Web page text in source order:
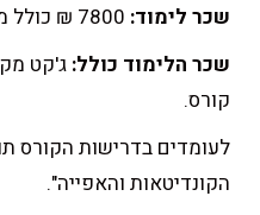
שכר לימוד:
שכר הלימוד כולל: ג'קט
קורס.
לעומדים בדרישות הקורס
הקונדיטאות והאפייה".